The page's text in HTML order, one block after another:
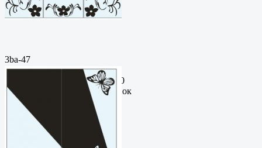
3ba-47
Пескоструйный
рисунокФормат: cdrЦена: 200
руб.Метки: векторный рисунок